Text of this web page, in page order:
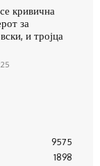
кривична
за
и тројца
9575
1898